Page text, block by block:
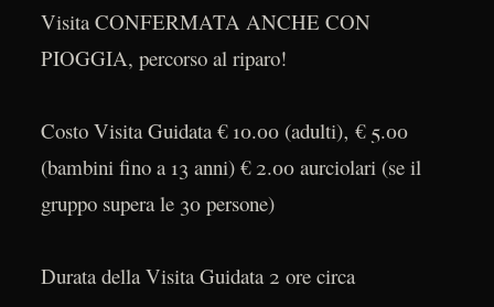
Visita CONFERMATA ANCHE CON
PIOGGIA, percorso al riparo!
Costo Visita Guidata € 10.00 (adulti)‚ € 5.00
(bambini fino a 13 anni) € 2.00 aurciolari (se il
gruppo supera le 30 persone)
Durata della Visita Guidata 2 ore circa